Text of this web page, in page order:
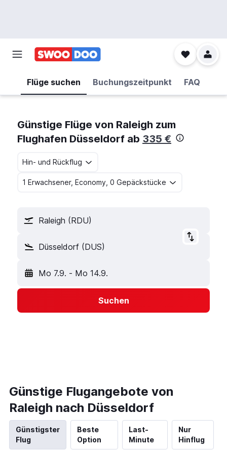
Flüge suchen Buchungszeitpunkt FAQ
Günstige Flüge von Raleigh zum
Flughafen Düsseldorf ab 335 €
Hin- und Rückflug
1 Erwachsener, Economy, 0 Gepäckstücke
Raleigh (RDU)
Düsseldorf (DUS)
Mo 7.9. - Mo 14.9.
Suchen
Günstige Flugangebote von
Raleigh nach Düsseldorf
Günstigster
Flug
Beste
Option
Last-
Minute
Nur
Hinflug